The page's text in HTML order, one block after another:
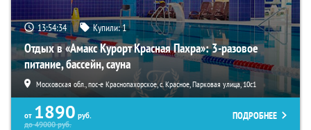
13:54:33 Купили:1
Отдых в «Амакс Курорт ‎Красная Пахра»: 3-разовое
питание, бассейн, сауна
Московская обл., пос-е Краснопахорское, с. Красное, Парковая улица, 10с1
от 1890 руб.
до49000руб.
ПОДРОБНЕЕ